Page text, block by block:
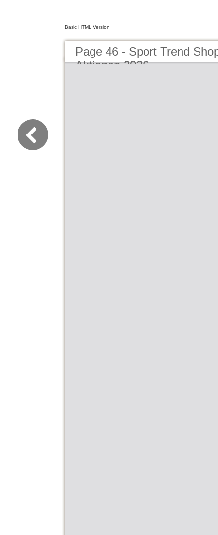
Basic HTML Version
Page 46 - Sport Trend
Aktionen 2026